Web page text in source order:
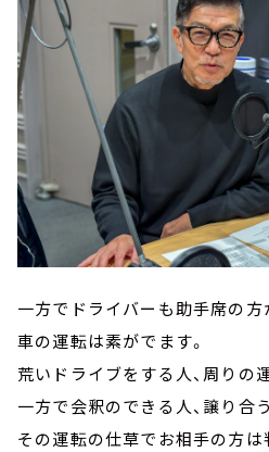
一方でドライバーも助手席の方
車の運転は素がでます。
荒いドライブをする人、周り
一方で会釈のできる人、譲り合
その運転の仕草でお相手の方